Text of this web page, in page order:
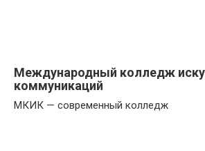
Международный колледж
коммуникаций
МКИК — современный колледж